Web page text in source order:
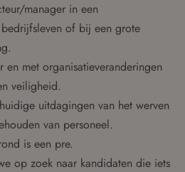
manager in een
of bij een grote
en met organisatieveranderingen
veiligheid.
uitdagingen van het werven
van personeel.
is een pre.
op zoek naar kandidaten die iets